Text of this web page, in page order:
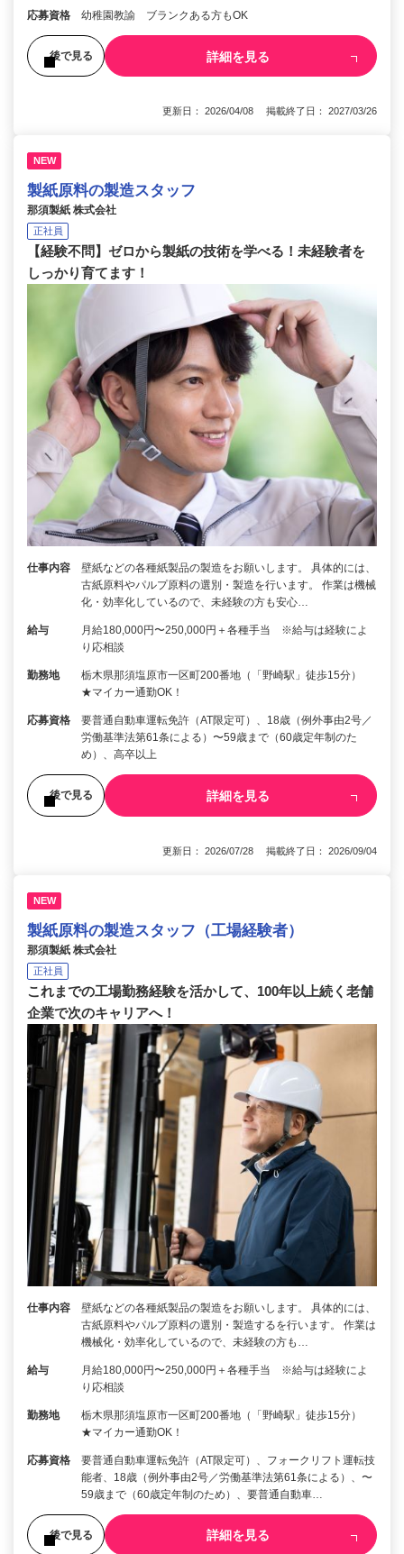
応募資格 幼稚園教諭 ブランクある方もOK
後で見る 詳細を見る
更新日： 2026/04/08 掲載終了日： 2027/03/26
NEW
製紙原料の製造スタッフ
那須製紙 株式会社
正社員
【経験不問】ゼロから製紙の技術を学べる！未経験者を
しっかり育てます！
仕事内容
壁紙などの各種紙製品の製造をお願いします。 具体的には、
古紙原料やパルプ原料の選別・製造を行います。 作業は機械
化・効率化しているので、未経験の方も安心…
給与
月給180,000円〜250,000円＋各種手当 ※給与は経験によ
り応相談
勤務地
栃木県那須塩原市一区町200番地（「野崎駅」徒歩15分）
★マイカー通勤OK！
応募資格
要普通自動車運転免許（AT限定可）、18歳（例外事由2号／
労働基準法第61条による）〜59歳まで（60歳定年制のた
め）、高卒以上
後で見る 詳細を見る
更新日： 2026/07/28 掲載終了日： 2026/09/04
NEW
製紙原料の製造スタッフ（工場経験者）
那須製紙 株式会社
正社員
これまでの工場勤務経験を活かして、100年以上続く老舗
企業で次のキャリアへ！
仕事内容
壁紙などの各種紙製品の製造をお願いします。 具体的には、
古紙原料やパルプ原料の選別・製造するを行います。 作業は
機械化・効率化しているので、未経験の方も…
給与
月給180,000円〜250,000円＋各種手当 ※給与は経験によ
り応相談
勤務地
栃木県那須塩原市一区町200番地（「野崎駅」徒歩15分）
★マイカー通勤OK！
応募資格
要普通自動車運転免許（AT限定可）、フォークリフト運転技
能者、18歳（例外事由2号／労働基準法第61条による）、〜
59歳まで（60歳定年制のため）、要普通自動車…
後で見る 詳細を見る